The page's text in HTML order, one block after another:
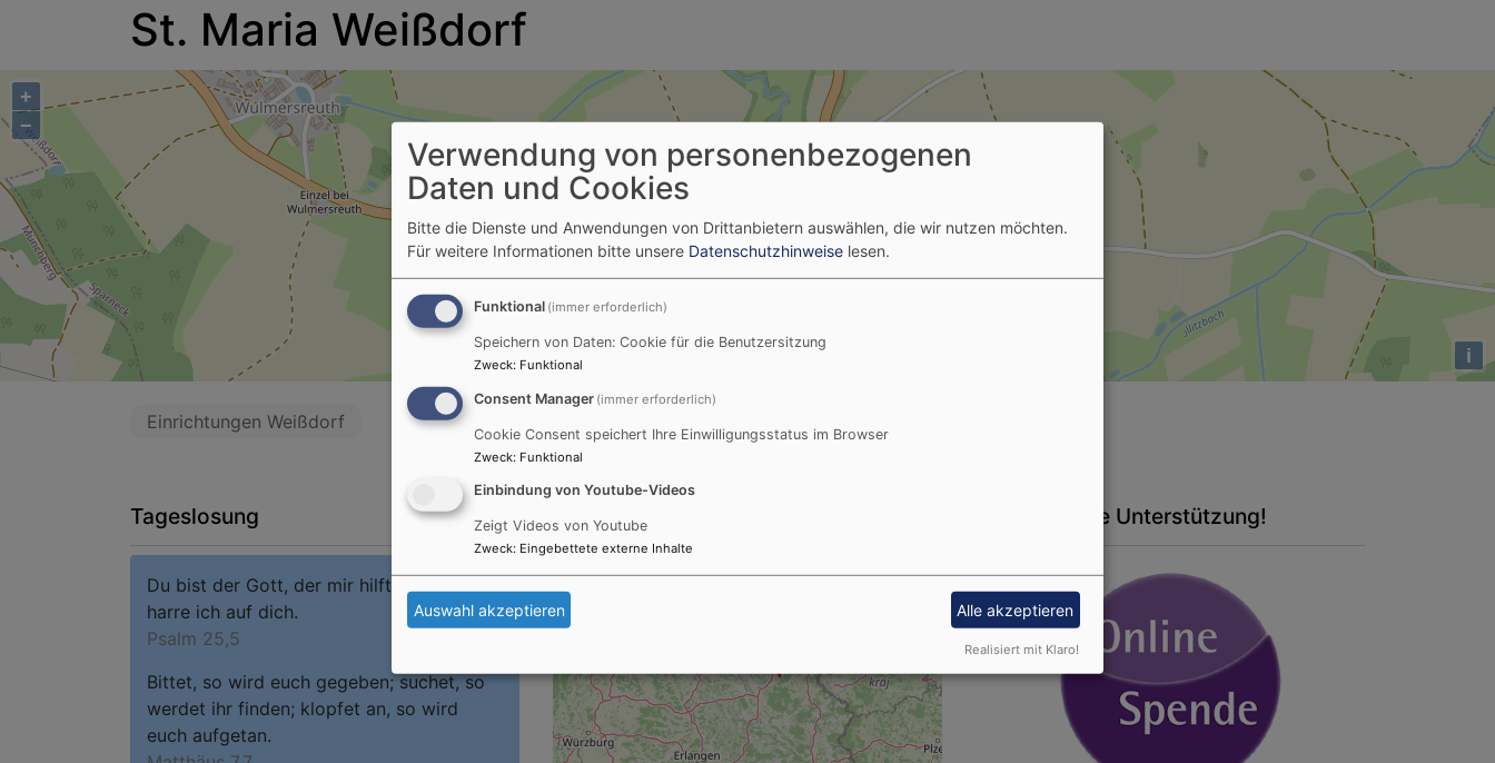
St. Maria Weißdorf
+
−
i
Einrichtungen Weißdorf
Tageslosung
Du bist der Gott, der mir hilft; täglich
harre ich auf dich.
Psalm 25,5
Bittet, so wird euch gegeben; suchet, so
werdet ihr finden; klopfet an, so wird
euch aufgetan.
Gebiet der Pfarrei
+
Danke für die Unterstützung!
Verwendung von personenbezogenen
Daten und Cookies
Bitte die Dienste und Anwendungen von Drittanbietern auswählen, die wir nutzen möchten.
Für weitere Informationen bitte unsere Datenschutzhinweise lesen.
Funktional (immer erforderlich)
Speichern von Daten: Cookie für die Benutzersitzung
Zweck: Funktional
Consent Manager (immer erforderlich)
Cookie Consent speichert Ihre Einwilligungsstatus im Browser
Zweck: Funktional
Einbindung von Youtube-Videos
Zeigt Videos von Youtube
Zweck: Eingebettete externe Inhalte
Auswahl akzeptieren Alle akzeptieren
Realisiert mit Klaro!